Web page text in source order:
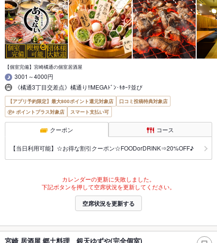
【個室完備】宮崎橘通の個室居酒屋
3001～4000円
《橘通3丁目交差点》橘通り!!MEGAﾄﾞﾝ･ｷﾎｰﾃ並び
【アプリ予約限定】最大800ポイント還元対象店
口コミ投稿特典対象店
ポイントプラス対象店
スマート支払い可
クーポン コース
【当日利用可能】☆お得な割引クーポン☆FOODorDRINK⇒20%OFF♪
カレンダーの更新に失敗しました。
下記ボタンを押して空席状況を更新してください。
空席状況を更新する
宮崎 居酒屋 郷土料理 銀天ゆずや(完全個室)